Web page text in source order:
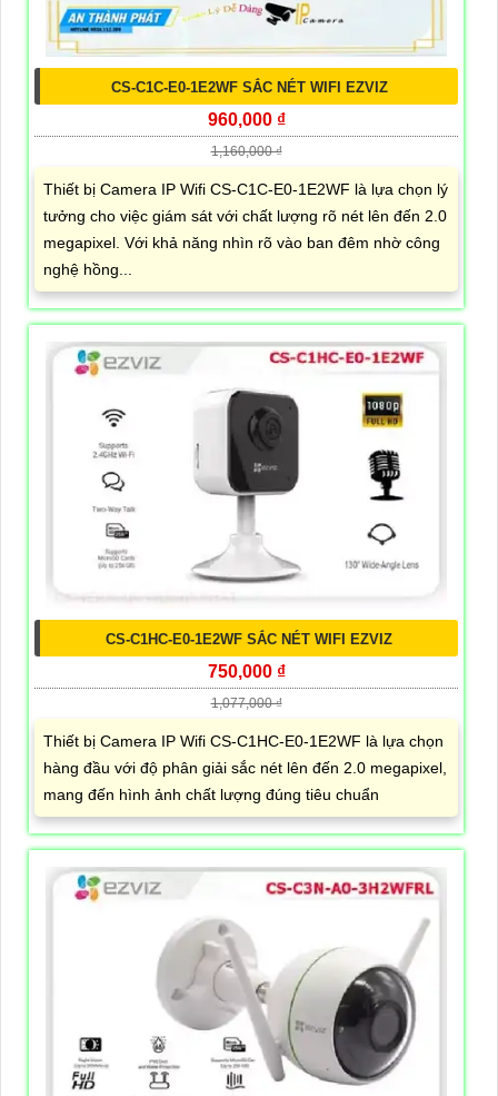
CS-C1C-E0-1E2WF SẮC NÉT WIFI EZVIZ
960,000 ₫
1,160,000 ₫
Thiết bị Camera IP Wifi CS-C1C-E0-1E2WF là lựa chọn lý
tưởng cho việc giám sát với chất lượng rõ nét lên đến 2.0
megapixel. Với khả năng nhìn rõ vào ban đêm nhờ công
nghệ hồng...
CS-C1HC-E0-1E2WF SẮC NÉT WIFI EZVIZ
750,000 ₫
1,077,000 ₫
Thiết bị Camera IP Wifi CS-C1HC-E0-1E2WF là lựa chọn
hàng đầu với độ phân giải sắc nét lên đến 2.0 megapixel,
mang đến hình ảnh chất lượng đúng tiêu chuẩn